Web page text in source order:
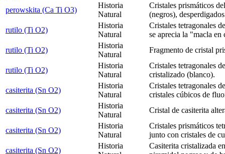
perowskita (Ca Ti O3)
Historia
Natural
Cristales prismáticos
(negros),
rutilo (Ti O2)
Historia
Natural
Cristales tetragonales
se aprecia la "macla en
rutilo (Ti O2)
Historia
Natural
Fragmento de cristal
rutilo (Ti O2)
Historia
Natural
Cristales tetragonales
cristalizado (blanco).
casiterita (Sn O2)
Historia
Natural
Cristales tetragonales
cristales cúbicos de
casiterita (Sn O2)
Historia
Natural
Cristal de casiterita
casiterita (Sn O2)
Historia
Natural
Cristales prismáticos
junto con cristales de
casiterita (Sn O2)
Historia
Casiterita cristalizada